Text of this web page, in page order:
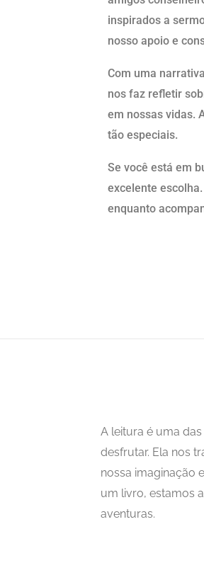
inspirados a
nosso apoio e
Com uma
nos faz refletir
em nossas vidas.
tão especiais.
Se você está em
excelente
enquanto
A leitura é uma
desfrutar. Ela nos
nossa imaginação
um livro, estamos
aventuras.